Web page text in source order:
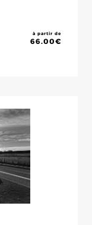
à partir de
66.00€